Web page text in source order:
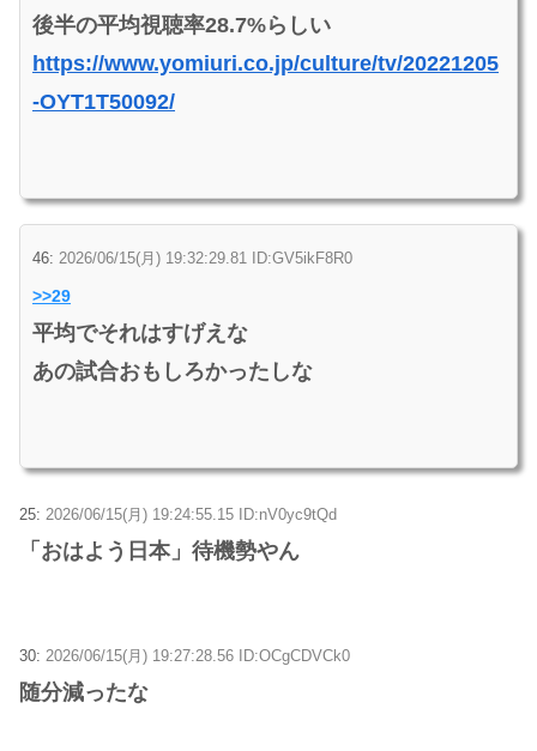
後半の平均視聴率28.7%らしい
https://www.yomiuri.co.jp/culture/tv/20221205
-OYT1T50092/
46: 2026/06/15(月) 19:32:29.81 ID:GV5ikF8R0
>>29
平均でそれはすげえな
あの試合おもしろかったしな
25: 2026/06/15(月) 19:24:55.15 ID:nV0yc9tQd
「おはよう日本」待機勢やん
30: 2026/06/15(月) 19:27:28.56 ID:OCgCDVCk0
随分減ったな